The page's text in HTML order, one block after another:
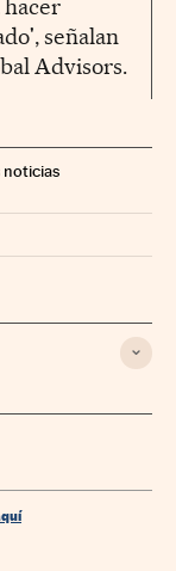
señalan
Advisors.
noticias
Twitter